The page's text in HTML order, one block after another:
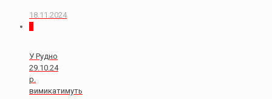
18.11.2024
У Рудно
29.10.24
р.
вимикатимуть